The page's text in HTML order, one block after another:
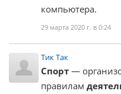
компьютера.
29 марта 2020 г. в 0:24
Тик Так
Спорт —
правилам